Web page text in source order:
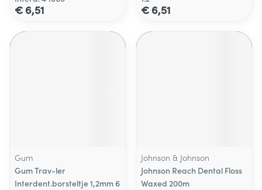
€ 6,51 € 6,51
Gum
Gum Trav-ler
Interdent.borsteltje 1,2mm 6
Johnson & Johnson
Johnson Reach Dental Floss
Waxed 200m